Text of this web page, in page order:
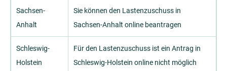
Sachsen-
Anhalt
Sie können den Lastenzuschuss in
Sachsen-Anhalt online beantragen
Schleswig-
Holstein
Für den Lastenzuschuss ist ein Antrag in
Schleswig-Holstein online nicht möglich